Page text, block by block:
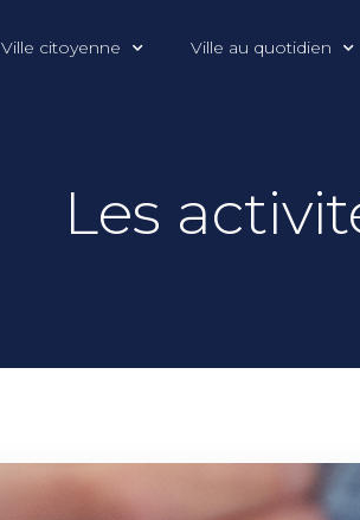
Ville citoyenne Ville au quotidien
Les